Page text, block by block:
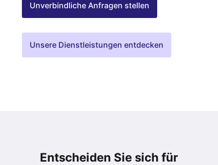
Unverbindliche Anfragen stellen
Unsere Dienstleistungen entdecken
Entscheiden Sie sich für